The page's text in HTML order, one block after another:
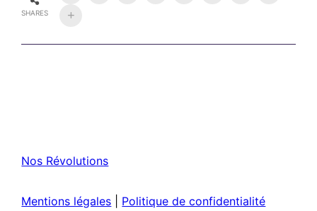
SHARES
Nos Révolutions
Mentions légales Politique de confidentialité